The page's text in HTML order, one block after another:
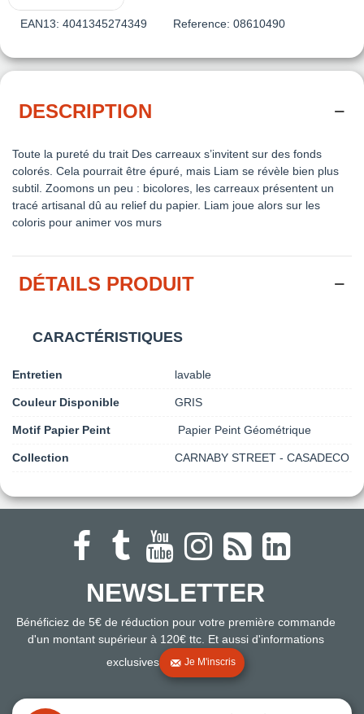
EAN13: 4041345274349 Reference: 08610490
DESCRIPTION
Toute la pureté du trait Des carreaux s’invitent sur des fonds
colorés. Cela pourrait être épuré, mais Liam se révèle bien plus
subtil. Zoomons un peu : bicolores, les carreaux présentent un
tracé artisanal dû au relief du papier. Liam joue alors sur les
coloris pour animer vos murs
DÉTAILS PRODUIT
CARACTÉRISTIQUES
Entretien lavable
Couleur Disponible GRIS
Motif Papier Peint Papier Peint Géométrique
Collection CARNABY STREET - CASADECO
NEWSLETTER
Bénéficiez de 5€ de réduction pour votre première commande
d'un montant supérieur à 120€ ttc. Et aussi d'informations
exclusives
Je M'inscris